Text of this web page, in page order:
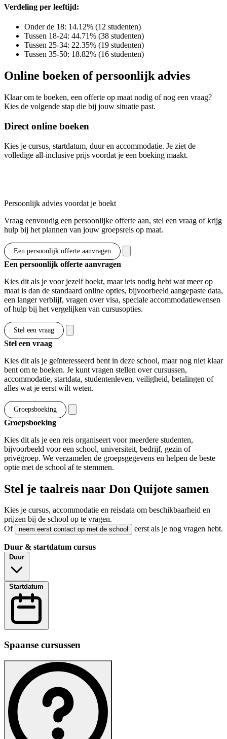
Verdeling per leeftijd:
Onder de 18: 14.12% (12 studenten)
Tussen 18-24: 44.71% (38 studenten)
Tussen 25-34: 22.35% (19 studenten)
Tussen 35-50: 18.82% (16 studenten)
Online boeken of persoonlijk advies
Klaar om te boeken, een offerte op maat nodig of nog een vraag?
Kies de volgende stap die bij jouw situatie past.
Direct online boeken
Kies je cursus, startdatum, duur en accommodatie. Je ziet de
volledige all-inclusive prijs voordat je een boeking maakt.
Persoonlijk advies voordat je boekt
Vraag eenvoudig een persoonlijke offerte aan, stel een vraag of krijg
hulp bij het plannen van jouw groepsreis op maat.
Een persoonlijk offerte aanvragen
Een persoonlijk offerte aanvragen
Kies dit als je voor jezelf boekt, maar iets nodig hebt wat meer op
maat is dan de standaard online opties, bijvoorbeeld aangepaste data,
een langer verblijf, vragen over visa, speciale accommodatiewensen
of hulp bij het vergelijken van cursusopties.
Stel een vraag
Stel een vraag
Kies dit als je geïnteresseerd bent in deze school, maar nog niet klaar
bent om te boeken. Je kunt vragen stellen over cursussen,
accommodatie, startdata, studentenleven, veiligheid, betalingen of
alles wat je eerst wilt weten.
Groepsboeking
Groepsboeking
Kies dit als je een reis organiseert voor meerdere studenten,
bijvoorbeeld voor een school, universiteit, bedrijf, gezin of
privégroep. We verzamelen de groepsgegevens en helpen de beste
optie met de school af te stemmen.
Stel je taalreis naar Don Quijote samen
Kies je cursus, accommodatie en reisdata om beschikbaarheid en
prijzen bij de school op te vragen.
Of
neem eerst contact op met de school eerst als je nog vragen hebt.
Duur & startdatum cursus
Duur
Startdatum
Spaanse cursussen